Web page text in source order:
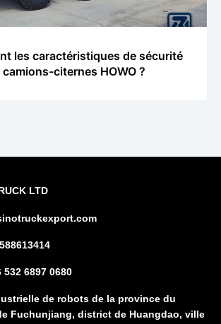
les caractéristiques de sécurité
camions-citernes HOWO ?
LTD
6897 0680
de robots de la province du
Fuchunjiang, district de Huangdao, ville